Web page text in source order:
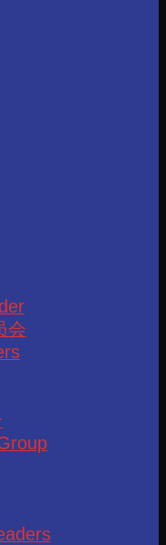
会